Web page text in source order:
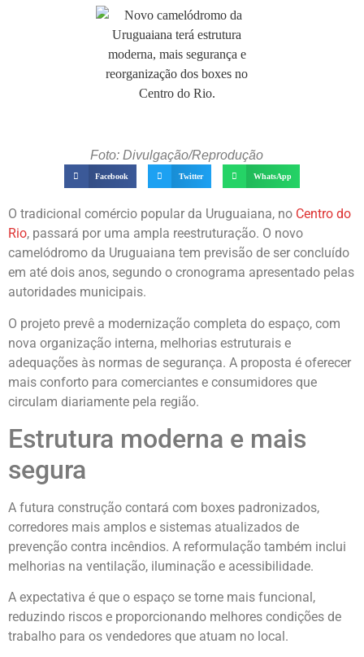
Foto: Divulgação/Reprodução
Facebook Twitter WhatsApp
O tradicional comércio popular da Uruguaiana, no Centro do
Rio, passará por uma ampla reestruturação. O novo
camelódromo da Uruguaiana tem previsão de ser concluído
em até dois anos, segundo o cronograma apresentado pelas
autoridades municipais.
O projeto prevê a modernização completa do espaço, com
nova organização interna, melhorias estruturais e
adequações às normas de segurança. A proposta é oferecer
mais conforto para comerciantes e consumidores que
circulam diariamente pela região.
Estrutura moderna e mais
segura
A futura construção contará com boxes padronizados,
corredores mais amplos e sistemas atualizados de
prevenção contra incêndios. A reformulação também inclui
melhorias na ventilação, iluminação e acessibilidade.
A expectativa é que o espaço se torne mais funcional,
reduzindo riscos e proporcionando melhores condições de
trabalho para os vendedores que atuam no local.